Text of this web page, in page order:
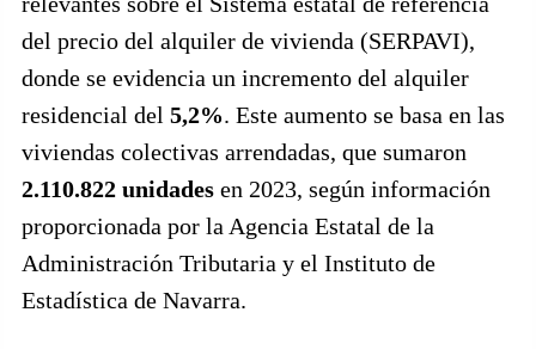
del precio del alquiler de vivienda (SERPAVI),
donde se evidencia un incremento del alquiler
residencial del 5,2%. Este aumento se basa en las
viviendas colectivas arrendadas, que sumaron
2.110.822 unidades en 2023, según información
proporcionada por la Agencia Estatal de la
Administración Tributaria y el Instituto de
Estadística de Navarra.